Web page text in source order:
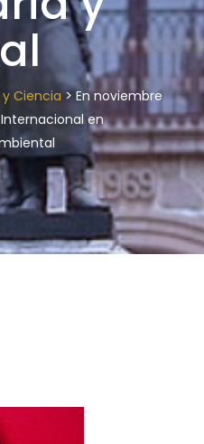
Ciencia>En noviembre
en